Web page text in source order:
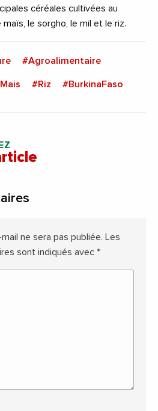
céréales cultivées au
maïs, le sorgho, le mil et le riz.
#Agroalimentaire
#Riz #BurkinaFaso
ne sera pas publiée. Les
sont indiqués avec *